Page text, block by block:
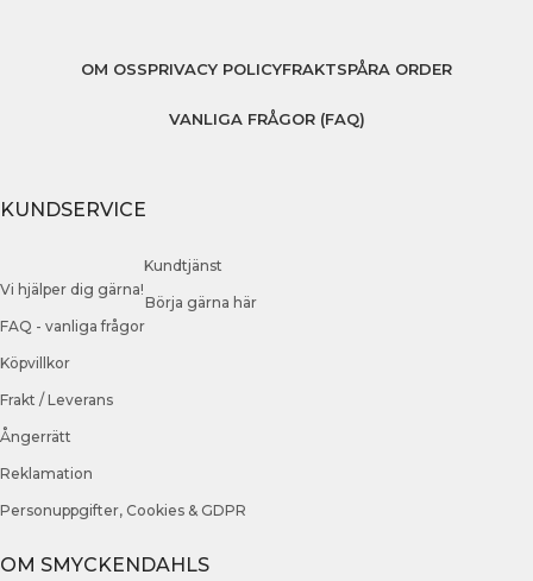
OM OSSPRIVACY POLICYFRAKTSPÅRA ORDER
VANLIGA FRÅGOR (FAQ)
KUNDSERVICE
Vi hjälper dig gärna!
Kundtjänst
FAQ - vanliga frågor
Börja gärna här
Köpvillkor
Frakt / Leverans
Ångerrätt
Reklamation
Personuppgifter, Cookies & GDPR
OM SMYCKENDAHLS